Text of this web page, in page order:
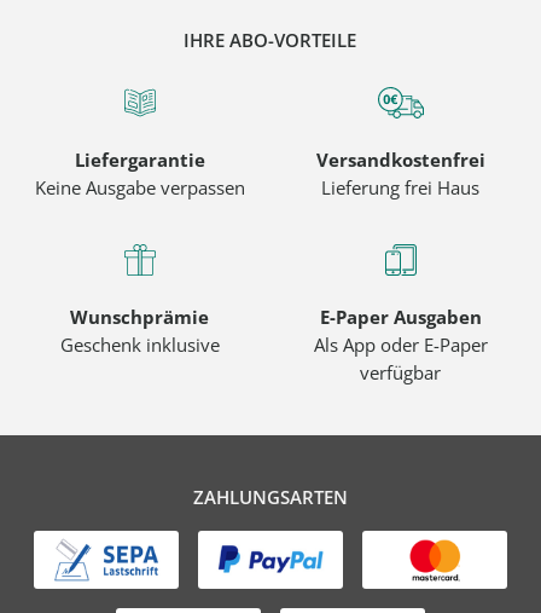
IHRE ABO-VORTEILE
Liefergarantie
Keine Ausgabe verpassen
Versandkostenfrei
Lieferung frei Haus
Wunschprämie
Geschenk inklusive
E-Paper Ausgaben
Als App oder E-Paper
verfügbar
ZAHLUNGSARTEN